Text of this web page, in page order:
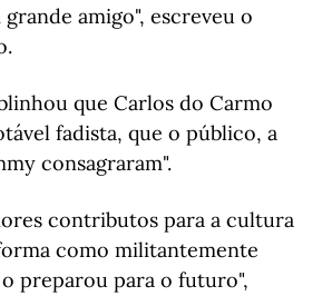
amigo", escreveu o
que Carlos do Carmo
fadista, que o público, a
consagraram".
contributos para a cultura
como militantemente
preparou para o futuro",